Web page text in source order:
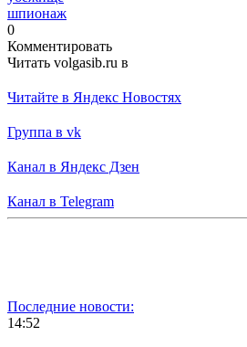
шпионаж
0
Комментировать
Читать volgasib.ru в
Читайте в Яндекс Новостях
Группа в vk
Канал в Яндекс Дзен
Канал в Telegram
Последние новости:
14:52